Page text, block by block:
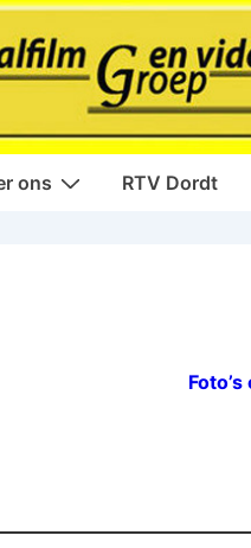
ons RTV Dordt